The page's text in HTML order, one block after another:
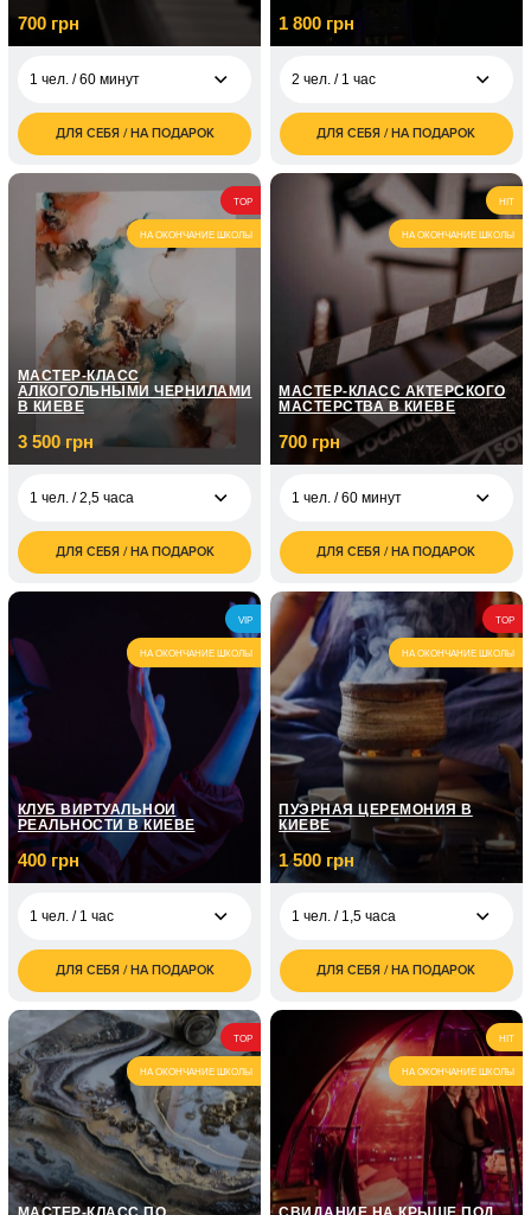
700 грн
1 чел. / 60 минут
грн
1 чел. / Курс
фортепиано / 8
занятий по 1 часу
5 050
грн
1 чел. / Курс
фортепиано / 12
занятий по 1 часу
ДЛЯ СЕБЯ / НА ПОДАРОК
1 800 грн
2 чел. / 1 час
1 800
грн
ДЛЯ СЕБЯ / НА ПОДАРОК
TOP
НА ОКОНЧАНИЕ ШКОЛЫ
МАСТЕР-КЛАСС
АЛКОГОЛЬНЫМИ ЧЕРНИЛАМИ
В КИЕВЕ
3 500 грн
1 чел. / 2,5 часа
3 500
грн
7 000
грн
ДЛЯ СЕБЯ / НА ПОДАРОК
HIT
НА ОКОНЧАНИЕ ШКОЛЫ
МАСТЕР-КЛАСС АКТЕРСКОГО
МАСТЕРСТВА В КИЕВЕ
700 грн
1 чел. / 60 минут
грн
1 чел. / 8 занятий по
1 часу
4 350
грн
1 чел. / 12 занятий по
1 часу
7 150
грн
1 чел. / 3 занятия
2 100
грн
ДЛЯ СЕБЯ / НА ПОДАРОК
VIP
НА ОКОНЧАНИЕ ШКОЛЫ
КЛУБ ВИРТУАЛЬНОЙ
РЕАЛЬНОСТИ В КИЕВЕ
400 грн
1 чел. / 1 час
грн
2 чел. / 1 час
800
грн
3 чел. / 1 час
1 200
грн
4 чел. / 1 час
1 600
ДЛЯ СЕБЯ / НА ПОДАРОК
TOP
НА ОКОНЧАНИЕ ШКОЛЫ
ПУЭРНАЯ ЦЕРЕМОНИЯ В
КИЕВЕ
1 500 грн
1 чел. / 1,5 часа
1 500
грн
2 чел. / 1,5 часа
3 000
грн
ДЛЯ СЕБЯ / НА ПОДАРОК
TOP
НА ОКОНЧАНИЕ ШКОЛЫ
HIT
НА ОКОНЧАНИЕ ШКОЛЫ